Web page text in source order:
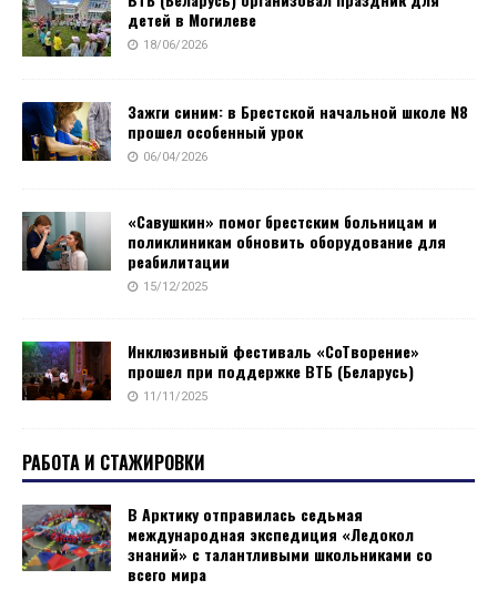
детей в Могилеве
18/06/2026
Зажги синим: в Брестской начальной школе N8
прошел особенный урок
06/04/2026
«Савушкин» помог брестским больницам и
поликлиникам обновить оборудование для
реабилитации
15/12/2025
Инклюзивный фестиваль «СоТворение»
прошел при поддержке ВТБ (Беларусь)
11/11/2025
РАБОТА И СТАЖИРОВКИ
В Арктику отправилась седьмая
международная экспедиция «Ледокол
знаний» с талантливыми школьниками со
всего мира